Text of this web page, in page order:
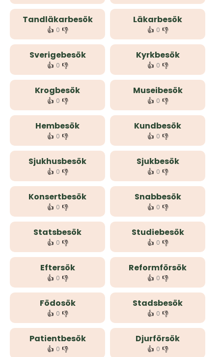
Tandläkarbesök
👍 0 👎
Läkarbesök
👍 0 👎
Sverigebesök
👍 0 👎
Kyrkbesök
👍 0 👎
Krogbesök
👍 0 👎
Museibesök
👍 0 👎
Hembesök
👍 0 👎
Kundbesök
👍 0 👎
Sjukhusbesök
👍 0 👎
Sjukbesök
👍 0 👎
Konsertbesök
👍 0 👎
Snabbesök
👍 0 👎
Statsbesök
👍 0 👎
Studiebesök
👍 0 👎
Eftersök
👍 0 👎
Reformförsök
👍 0 👎
Födosök
👍 0 👎
Stadsbesök
👍 0 👎
Patientbesök
👍 0 👎
Djurförsök
👍 0 👎